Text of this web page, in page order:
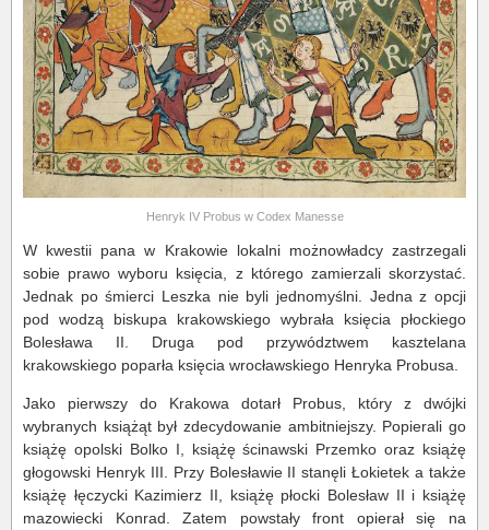
Henryk IV Probus w Codex Manesse
W kwestii pana w Krakowie lokalni możnowładcy zastrzegali
sobie prawo wyboru księcia, z którego zamierzali skorzystać.
Jednak po śmierci Leszka nie byli jednomyślni. Jedna z opcji
pod wodzą biskupa krakowskiego wybrała księcia płockiego
Bolesława II. Druga pod przywództwem kasztelana
krakowskiego poparła księcia wrocławskiego Henryka Probusa.
Jako pierwszy do Krakowa dotarł Probus, który z dwójki
wybranych książąt był zdecydowanie ambitniejszy. Popierali go
książę opolski Bolko I, książę ścinawski Przemko oraz książę
głogowski Henryk III. Przy Bolesławie II stanęli Łokietek a także
książę łęczycki Kazimierz II, książę płocki Bolesław II i książę
mazowiecki Konrad. Zatem powstały front opierał się na